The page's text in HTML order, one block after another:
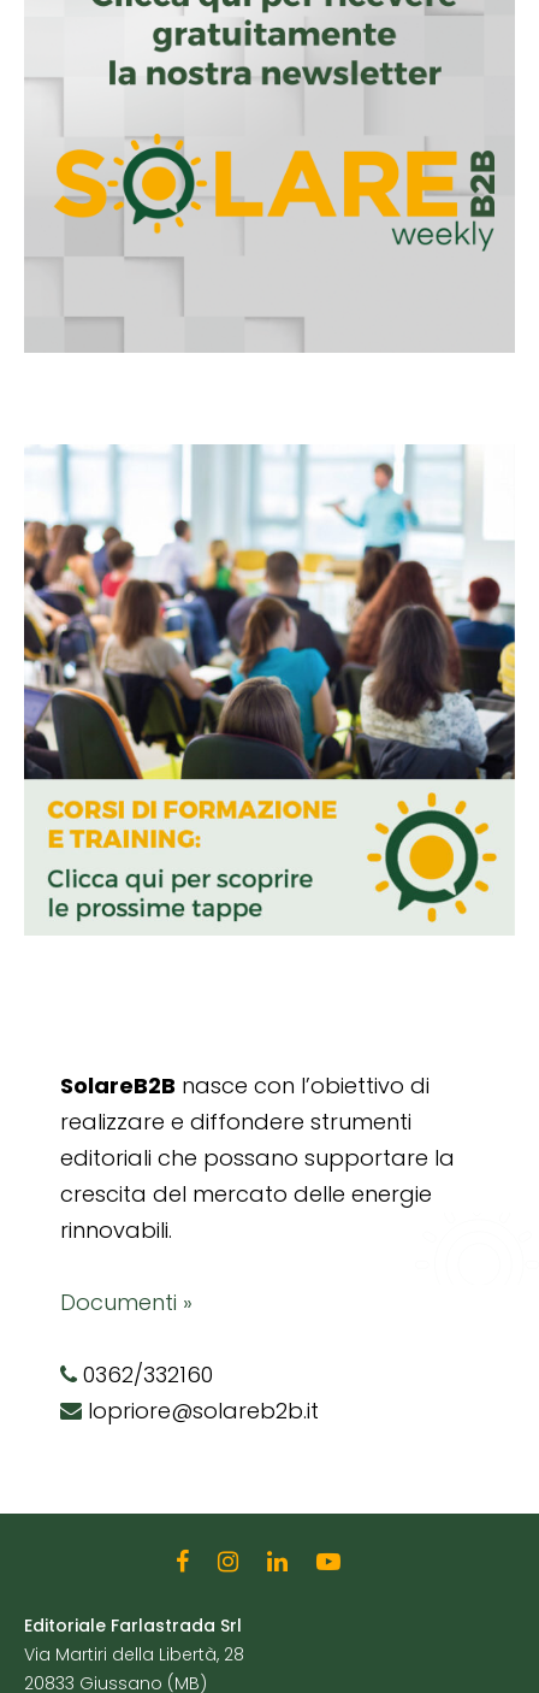
SolareB2B nasce con l’obiettivo di
realizzare e diffondere strumenti
editoriali che possano supportare la
crescita del mercato delle energie
rinnovabili.
Documenti »
0362/332160
lopriore@solareb2b.it
Editoriale Farlastrada Srl
Via Martiri della Libertà, 28
20833 Giussano (MB)